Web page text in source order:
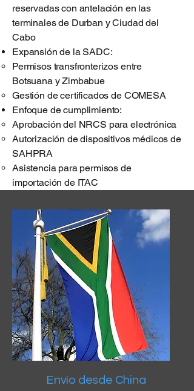
reservadas con antelación en las
terminales de Durban y Ciudad del
Cabo
Expansión de la SADC:
Permisos transfronterizos entre
Botsuana y Zimbabue
Gestión de certificados de COMESA
Enfoque de cumplimiento:
Aprobación del NRCS para electrónica
Autorización de dispositivos médicos de
SAHPRA
Asistencia para permisos de
importación de ITAC
Envío desde China